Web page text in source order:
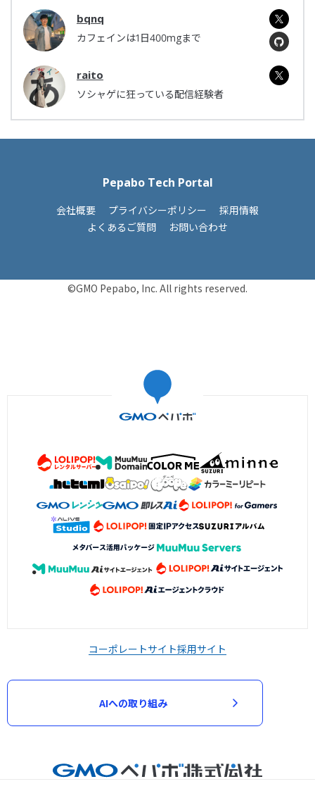
bqnq
カフェインは1日400mgまで
raito
ソシャゲに狂っている配信経験者
Pepabo Tech Portal
会社概要 プライバシーポリシー
採用情報
よくあるご質問
お問い合わせ
©GMO Pepabo, Inc. All rights reserved.
コーポレートサイト採用サイト
AIへの取り組み